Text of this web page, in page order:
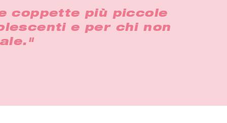
coppette più piccole
e per chi non